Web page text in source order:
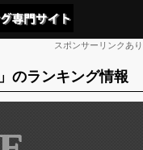
スポンサーリンクあり
のランキング情報